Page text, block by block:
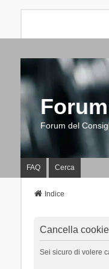
Forum del
FAQ Cerca
Indice
Cancella cookie
Sei sicuro di volere